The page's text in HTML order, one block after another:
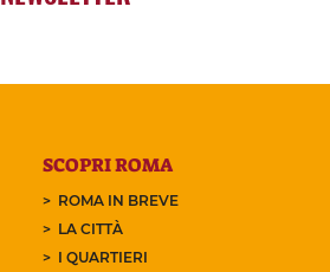
SCOPRI ROMA
ROMA IN BREVE
LA CITTÀ
I QUARTIERI